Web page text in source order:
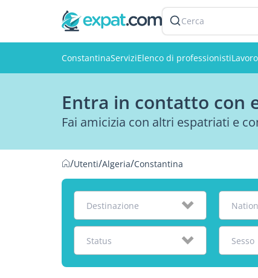
Cerca
ConstantinaServiziElenco di professionistiLavoro
Entra in contatto con
Fai amicizia con altri espatriati e
/Utenti/Algeria/Constantina
Destinazione
Status Sesso